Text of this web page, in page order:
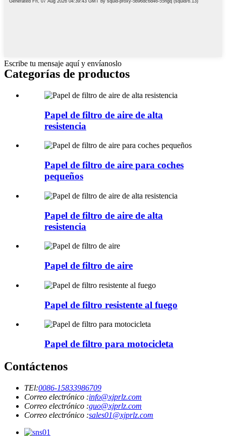
Escribe tu mensaje aquí y envíanoslo
Categorías de productos
Papel de filtro de aire de alta
resistencia
Papel de filtro de aire para coches
pequeños
Papel de filtro de aire de alta
resistencia
Papel de filtro de aire
Papel de filtro resistente al fuego
Papel de filtro para motocicleta
Contáctenos
TEl:0086-15833986709
Correo electrónico :info@xjprlz.com
Correo electrónico :guo@xjprlz.com
Correo electrónico :sales01@xjprlz.com